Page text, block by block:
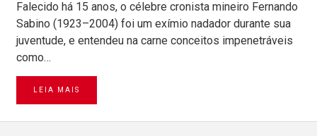
Falecido há 15 anos, o célebre cronista mineiro Fernando
Sabino (1923–2004) foi um exímio nadador durante sua
juventude, e entendeu na carne conceitos impenetráveis
como…
LEIA MAIS